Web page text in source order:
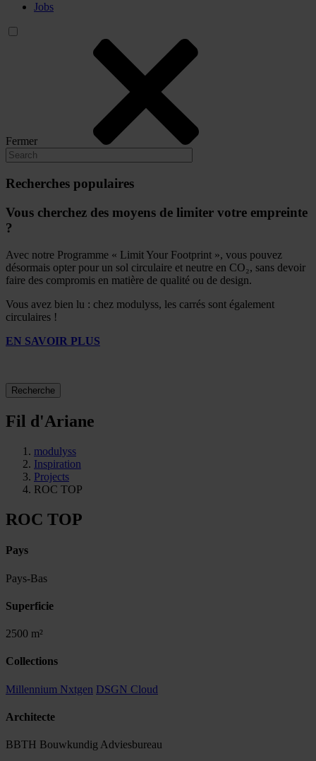
Jobs
Fermer
Recherches populaires
Vous cherchez des moyens de limiter votre empreinte
?
Avec notre Programme « Limit Your Footprint », vous pouvez
désormais opter pour un sol circulaire et neutre en CO₂, sans devoir
faire des compromis en matière de qualité ou de design.
Vous avez bien lu : chez modulyss, les carrés sont également
circulaires !
EN SAVOIR PLUS
Recherche
Fil d'Ariane
modulyss
Inspiration
Projects
ROC TOP
ROC TOP
Pays
Pays-Bas
Superficie
2500 m²
Collections
Millennium Nxtgen DSGN Cloud
Architecte
BBTH Bouwkundig Adviesbureau